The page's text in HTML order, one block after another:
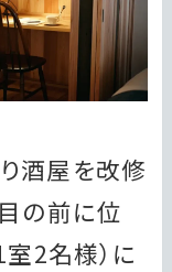
酒屋を改修
の前に位
2名様）に